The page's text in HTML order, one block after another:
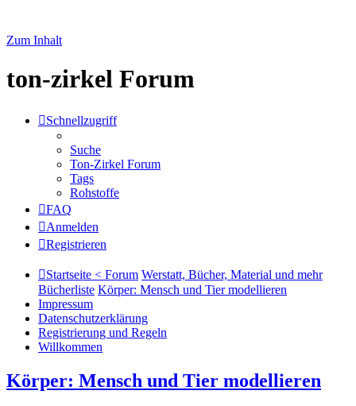
Zum Inhalt
ton-zirkel Forum
Schnellzugriff
Suche
Ton-Zirkel Forum
Tags
Rohstoffe
FAQ
Anmelden
Registrieren
Startseite < Forum Werstatt, Bücher, Material und mehr
Bücherliste Körper: Mensch und Tier modellieren
Impressum
Datenschutzerklärung
Registrierung und Regeln
Willkommen
Körper: Mensch und Tier modellieren